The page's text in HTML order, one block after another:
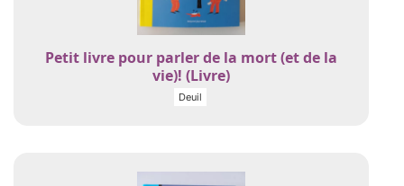
Petit livre pour parler de la mort (et de la
vie)! (Livre)
Deuil